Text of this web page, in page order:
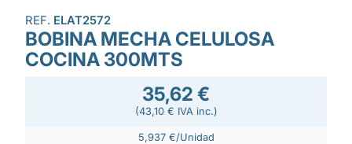
REF. ELAT2572
BOBINA MECHA CELULOSA
COCINA 300MTS
35,62 €
(43,10 € IVA inc.)
5,937 €/Unidad